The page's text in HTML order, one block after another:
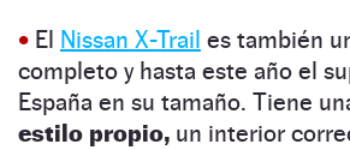
• El Nissan X-Trail es también
completo y hasta este año el
España en su tamaño. Tiene
estilo propio, un interior